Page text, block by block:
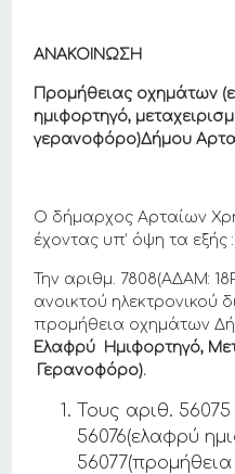
ΑΝΑΚΟΙΝΩΣΗ
Προμήθειας οχημάτων (
ημιφορτηγό,
γερανοφόρο)Δήμου
Ο δήμαρχος Αρταίων
έχοντας υπ’ όψη τα εξής :
Την αριθμ. 7808(ΑΔΑM:
ανοικτού ηλεκτρονικού
προμήθεια οχημάτων
Ελαφρύ Ημιφορτηγό,
Γερανοφόρο).
Τους αριθ. 56075
56076(ελαφρύ